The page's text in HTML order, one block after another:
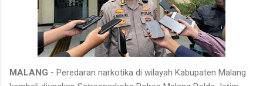
MALANG - Peredaran narkotika di wilayah Kabupaten Malang